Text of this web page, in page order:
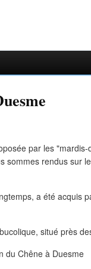
par les
sommes rendus sur
a été acquis
situé près